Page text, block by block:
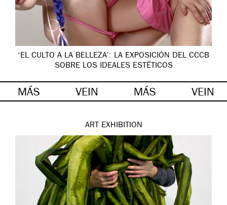
‘EL CULTO A LA BELLEZA’: LA EXPOSICIÓN DEL CCCB
SOBRE LOS IDEALES ESTÉTICOS
MÁS VEIN MÁS VEIN
ART EXHIBITION